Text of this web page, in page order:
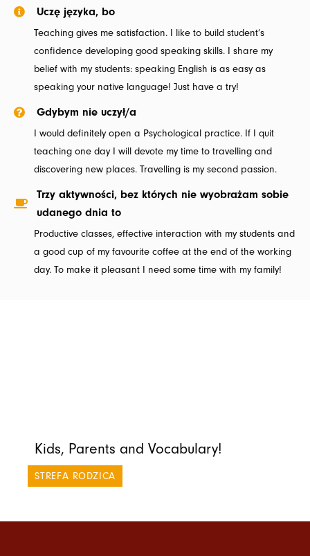
Uczę języka, bo
Teaching gives me satisfaction. I like to build student’s
confidence developing good speaking skills. I share my
belief with my students: speaking English is as easy as
speaking your native language! Just have a try!
Gdybym nie uczył/a
I would definitely open a Psychological practice. If I quit
teaching one day I will devote my time to travelling and
discovering new places. Travelling is my second passion.
Trzy aktywności, bez których nie wyobrażam sobie
udanego dnia to
Productive classes, effective interaction with my students and
a good cup of my favourite coffee at the end of the working
day. To make it pleasant I need some time with my family!
Kids, Parents and Vocabulary!
STREFA RODZICA